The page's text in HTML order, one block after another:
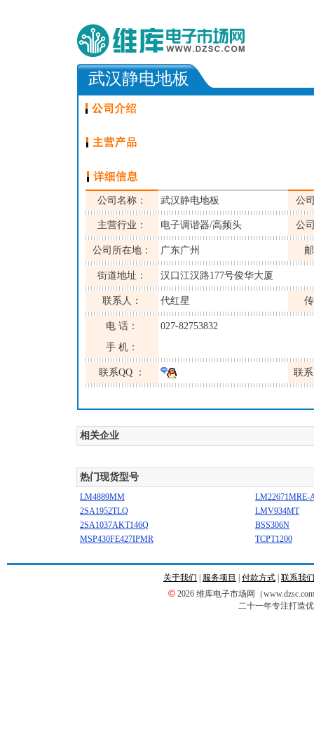
武汉静电地板
公司名称： 武汉静电地板 公
主营行业： 电子调谐器/高频头 公
公司所在地： 广东广州
街道地址： 汉口江汉路177号俊华大厦
联系人： 代红星
电 话：
027-82753832
手 机：
联系QQ ： 联
相关企业
热门现货型号
LM4889MM
LM22671MRE-
2SA1952TLQ
LMV934MT
2SA1037AKT146Q
BSS306N
MSP430FE427IPMR
TCPT1200
关于我们 服务项目 付款方式 联系我们
© 2026 维库电子市场网（
二十一年专注打造